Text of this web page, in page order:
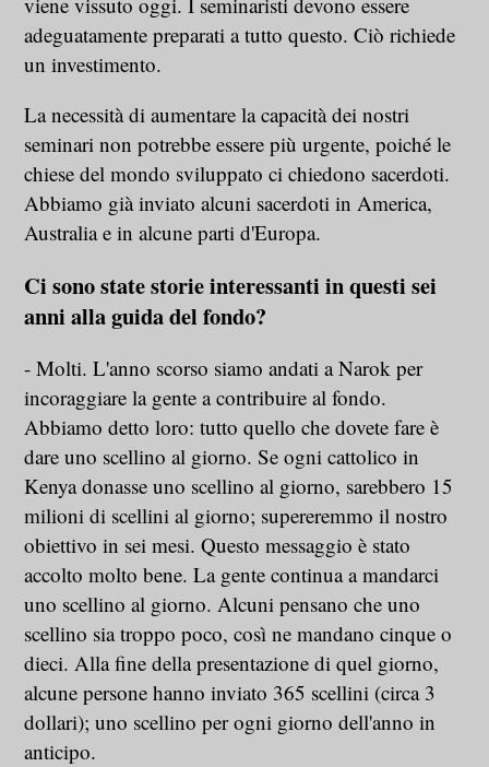
adeguatamente preparati a tutto questo. Ciò richiede
un investimento.
La necessità di aumentare la capacità dei nostri
seminari non potrebbe essere più urgente, poiché le
chiese del mondo sviluppato ci chiedono sacerdoti.
Abbiamo già inviato alcuni sacerdoti in America,
Australia e in alcune parti d'Europa.
Ci sono state storie interessanti in questi sei
anni alla guida del fondo?
- Molti. L'anno scorso siamo andati a Narok per
incoraggiare la gente a contribuire al fondo.
Abbiamo detto loro: tutto quello che dovete fare è
dare uno scellino al giorno. Se ogni cattolico in
Kenya donasse uno scellino al giorno, sarebbero 15
milioni di scellini al giorno; supereremmo il nostro
obiettivo in sei mesi. Questo messaggio è stato
accolto molto bene. La gente continua a mandarci
uno scellino al giorno. Alcuni pensano che uno
scellino sia troppo poco, così ne mandano cinque o
dieci. Alla fine della presentazione di quel giorno,
alcune persone hanno inviato 365 scellini (circa 3
dollari); uno scellino per ogni giorno dell'anno in
anticipo.